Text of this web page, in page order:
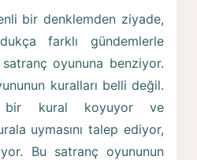
bir denklemden ziyade,
farklı gündemlerle
oyununa benziyor.
kuralları belli değil.
bir kural koyuyor ve
uymasını talep ediyor,
Bu satranç oyununun